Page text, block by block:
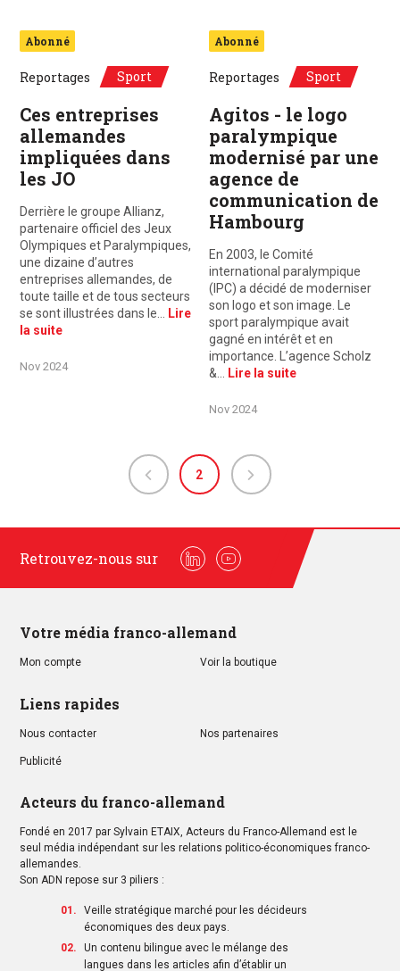
Abonné
Reportages Sport
Ces entreprises
allemandes
impliquées dans
les JO
Derrière le groupe Allianz,
partenaire officiel des Jeux
Olympiques et Paralympiques,
une dizaine d’autres
entreprises allemandes, de
toute taille et de tous secteurs
se sont illustrées dans le…
Lire
la suite
Nov 2024
Abonné
Reportages Sport
Agitos - le logo
paralympique
modernisé par une
agence de
communication de
Hambourg
En 2003, le Comité
international paralympique
(IPC) a décidé de moderniser
son logo et son image. Le
sport paralympique avait
gagné en intérêt et en
importance. L’agence Scholz
&…
Lire la suite
Nov 2024
2
Retrouvez-nous sur
LinkedinYoutube
Votre média franco-allemand
Mon compte Voir la boutique
Liens rapides
Nous contacter Nos partenaires
Publicité
Acteurs du franco-allemand
Fondé en 2017 par Sylvain ETAIX, Acteurs du Franco-Allemand est le
seul média indépendant sur les relations politico-économiques franco-
allemandes.
Son ADN repose sur 3 piliers :
Veille stratégique marché pour les décideurs
économiques des deux pays.
Un contenu bilingue avec le mélange des
langues dans les articles afin d’établir un